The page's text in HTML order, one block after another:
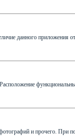
данного приложения
и прочего. При